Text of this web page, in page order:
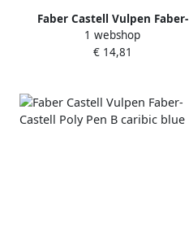
Faber Castell Vulpen Faber-
Castell Poly Pen F pale iris.
1 webshop
€ 14,81